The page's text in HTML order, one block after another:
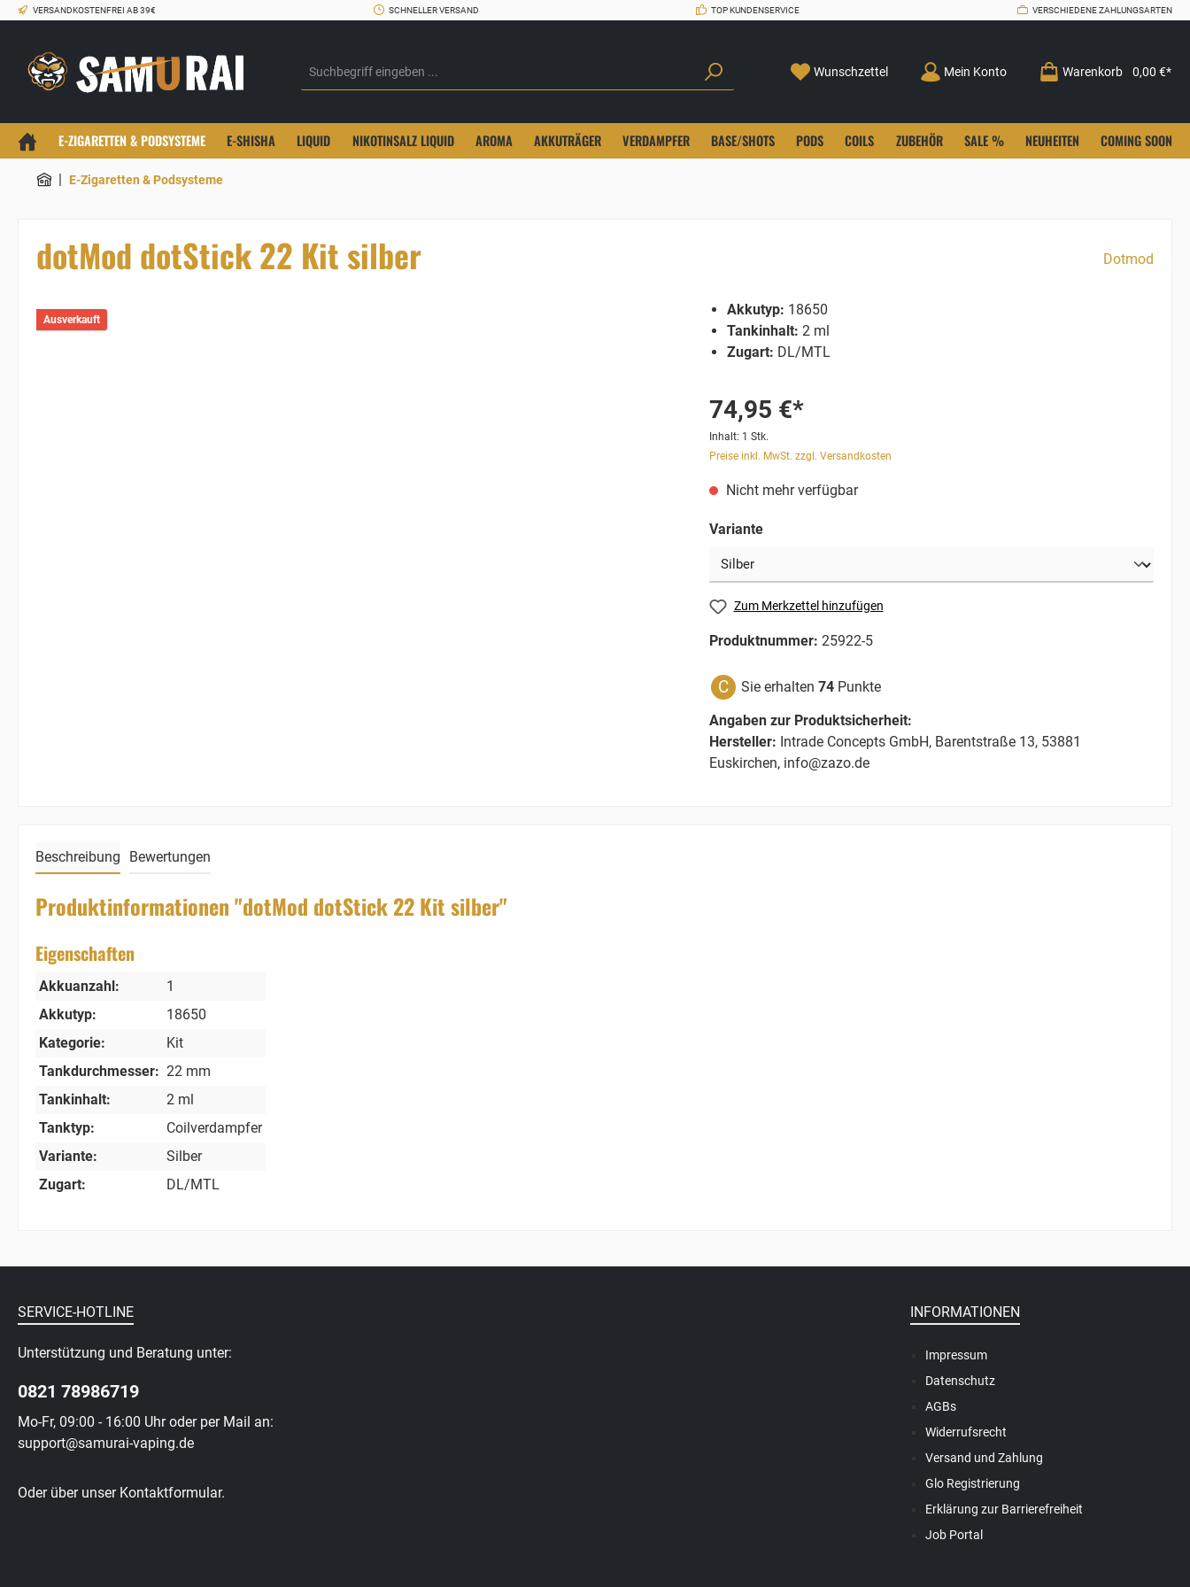
VERSANDKOSTENFREI AB 39€ SCHNELLER VERSAND TOP KUNDENSERVICE VERSCHIEDENE ZAHLUNGSARTEN
Wunschzettel Mein Konto Warenkorb 0,00 €*
E-ZIGARETTEN & PODSYSTEME E-SHISHA LIQUID NIKOTINSALZ LIQUID AROMA AKKUTRÄGER VERDAMPFER BASE/SHOTS PODS COILS ZUBEHÖR SALE % NEUHEITEN COMING SOON
| E-Zigaretten & Podsysteme
dotMod dotStick 22 Kit silber Dotmod
Ausverkauft
Akkutyp: 18650
Tankinhalt: 2 ml
Zugart: DL/MTL
74,95 €*
Inhalt: 1 Stk.
Preise inkl. MwSt. zzgl. Versandkosten
Nicht mehr verfügbar
Variante
Zum Merkzettel hinzufügen
Produktnummer: 25922-5
C Sie erhalten 74 Punkte
Angaben zur Produktsicherheit:
Hersteller: Intrade Concepts GmbH, Barentstraße 13, 53881
Euskirchen, info@zazo.de
Beschreibung Bewertungen
Produktinformationen "dotMod dotStick 22 Kit silber"
Eigenschaften
Akkuanzahl:
1
Akkutyp:
18650
Kategorie:
Kit
Tankdurchmesser: 22 mm
Tankinhalt:
2 ml
Tanktyp:
Coilverdampfer
Variante:
Silber
Zugart:
DL/MTL
SERVICE-HOTLINE
Unterstützung und Beratung unter:
0821 78986719
Mo-Fr, 09:00 - 16:00 Uhr oder per Mail an:
support@samurai-vaping.de
Oder über unser Kontaktformular.
INFORMATIONEN
Impressum
Datenschutz
AGBs
Widerrufsrecht
Versand und Zahlung
Glo Registrierung
Erklärung zur Barrierefreiheit
Job Portal